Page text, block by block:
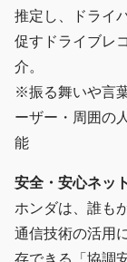
推定し、ドライ
促すドライブレ
介。
※振る舞いや言
ーザー・周囲の
能
安全・安心ネッ
ホンダは、誰も
通信技術の活用